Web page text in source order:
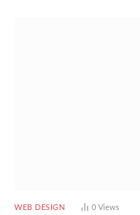
WEB DESIGN 0 Views